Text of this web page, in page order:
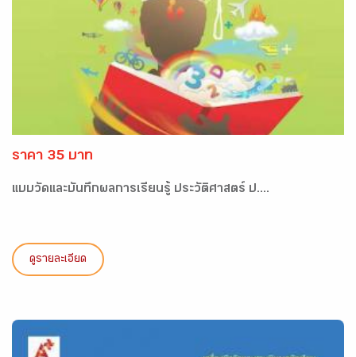
ราคา 35 บาท
แบบวัดและบันทึกผลการเรียนรู้ ประวัติศาสตร์ ป....
ดูรายละเอียด